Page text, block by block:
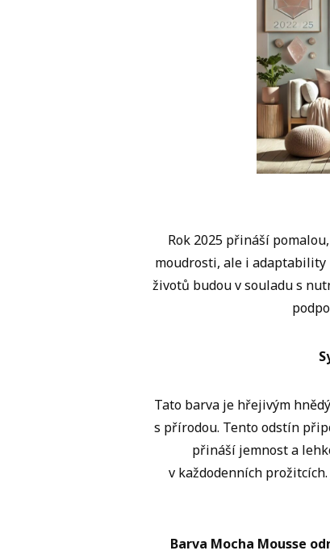
Rok 2025 přináší
moudrosti, ale i adaptability
životů budou v souladu s
Tato barva je hřejivým
s přírodou. Tento odstín
přináší jemnost a
v každodenních
Barva Mocha Mousse